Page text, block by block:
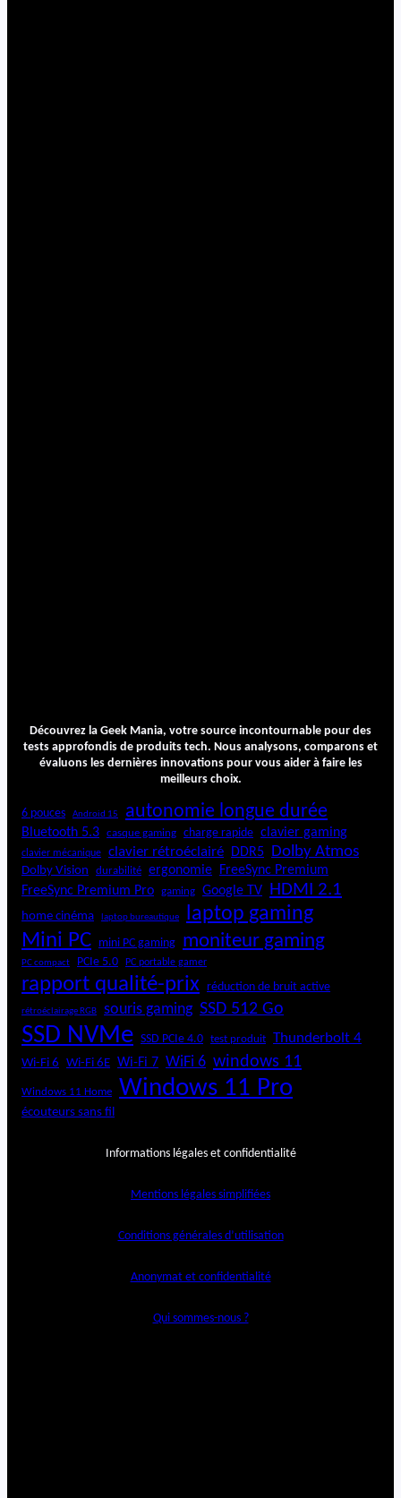
Découvrez la Geek Mania, votre source incontournable pour des
tests approfondis de produits tech. Nous analysons, comparons et
évaluons les dernières innovations pour vous aider à faire les
meilleurs choix.
6 pouces Android 15 autonomie longue durée
Bluetooth 5.3 casque gaming charge rapide clavier gaming
clavier mécanique clavier rétroéclairé DDR5 Dolby Atmos
Dolby Vision durabilité ergonomie FreeSync Premium
FreeSync Premium Pro
gaming Google TV HDMI 2.1
home cinéma laptop bureautique laptop gaming
Mini PC mini PC gaming moniteur gaming
PC compact PCIe 5.0 PC portable gamer
rapport qualité-prix réduction de bruit active
rétroéclairage RGB souris gaming SSD 512 Go
SSD NVMe SSD PCIe 4.0 test produit Thunderbolt 4
Wi-Fi 6 Wi-Fi 6E Wi-Fi 7 WiFi 6 windows 11
Windows 11 Home Windows 11 Pro
écouteurs sans fil
Informations légales et confidentialité
Mentions légales simplifiées
Conditions générales d’utilisation
Anonymat et confidentialité
Qui sommes-nous ?